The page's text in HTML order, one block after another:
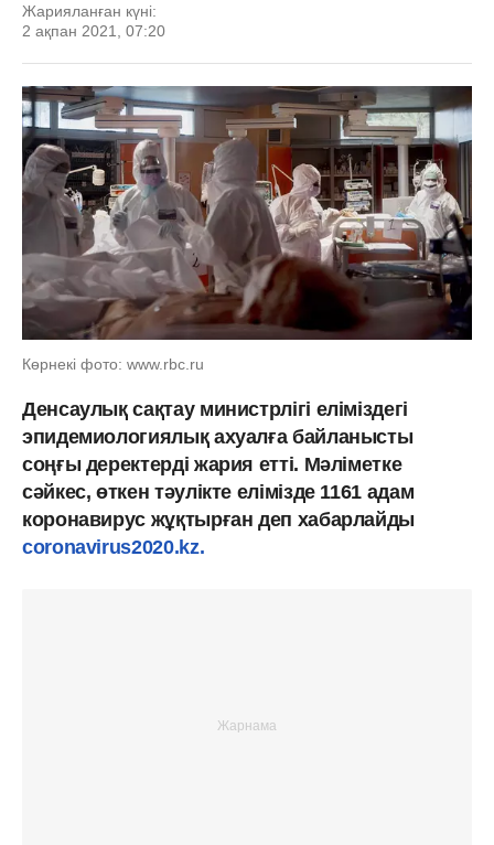
Жарияланған күні:
2 ақпан 2021, 07:20
Көрнекі фото: www.rbc.ru
Денсаулық сақтау министрлігі еліміздегі
эпидемиологиялық ахуалға байланысты
соңғы деректерді жария етті. Мәліметке
сәйкес, өткен тәулікте елімізде 1161 адам
коронавирус жұқтырған деп хабарлайды
coronavirus2020.kz.